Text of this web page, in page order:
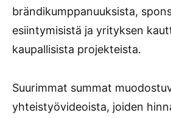
brändikumppanuuksista,
esiintymisistä ja yrityksen
kaupallisista projekteista.
Suurimmat summat
yhteistyövideoista, joiden